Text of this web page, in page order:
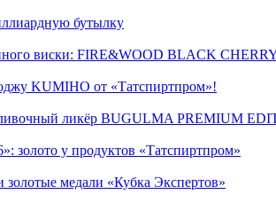
бутылку
виски: FIRE&WOOD BLACK
KUMIHO от «Татспиртпром»!
ликёр BUGULMA PREMIUM
золото у продуктов «Татспиртпром»
медали «Кубка Экспертов»